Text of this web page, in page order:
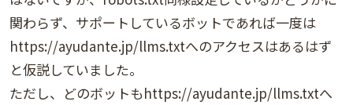
関わらず、サポートしているボットであれば一度は
https://ayudante.jp/llms.txtへのアクセスはあるはず
と仮説していました。
ただし、どのボットもhttps://ayudante.jp/llms.txtへ